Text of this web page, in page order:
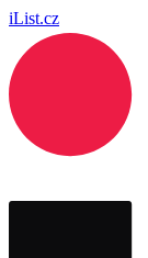
iList.cz